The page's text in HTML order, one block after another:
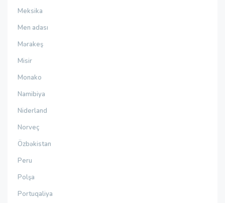
Meksika
Men adası
Mərakeş
Misir
Monako
Namibiya
Niderland
Norveç
Özbəkistan
Peru
Polşa
Portuqaliya